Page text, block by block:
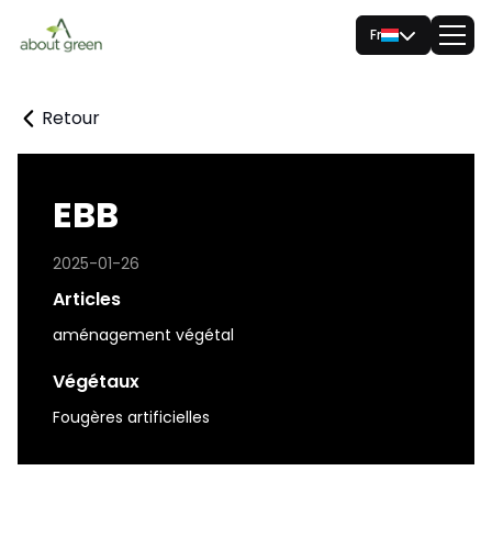
Fr
Retour
EBB
2025-01-26
Articles
aménagement végétal
Végétaux
Fougères artificielles